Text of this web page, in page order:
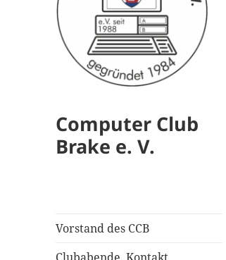
Computer Club
Brake e. V.
Vorstand des CCB